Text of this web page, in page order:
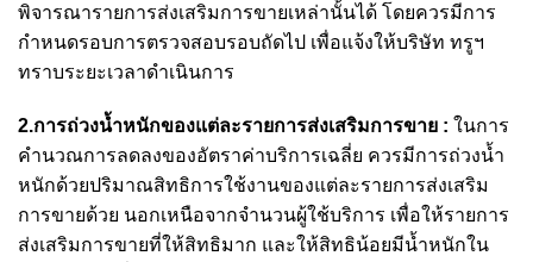
พิจารณารายการส่งเสริมการขายเหล่านั้นได้ โดยควรมีการ
กำหนดรอบการตรวจสอบรอบถัดไป เพื่อแจ้งให้บริษัท ทรูฯ
ทราบระยะเวลาดำเนินการ
2.การถ่วงน้ำหนักของแต่ละรายการส่งเสริมการขาย : ในการ
คํานวณการลดลงของอัตราค่าบริการเฉลี่ย ควรมีการถ่วงน้ำ
หนักด้วยปริมาณสิทธิการใช้งานของแต่ละรายการส่งเสริม
การขายด้วย นอกเหนือจากจำนวนผู้ใช้บริการ เพื่อให้รายการ
ส่งเสริมการขายที่ให้สิทธิมาก และให้สิทธิน้อยมีนํ้าหนักใน